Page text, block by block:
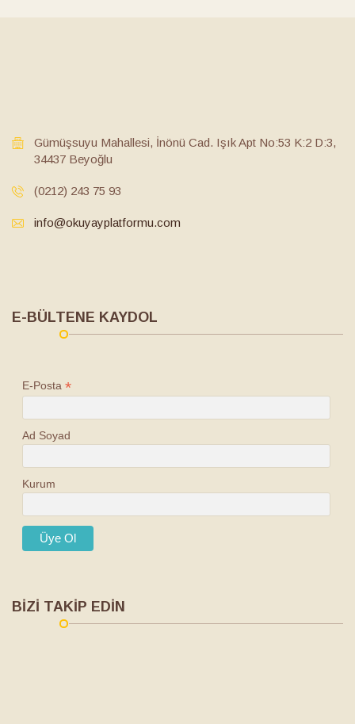
Gümüşsuyu Mahallesi, İnönü Cad. Işık Apt No:53 K:2 D:3,
34437 Beyoğlu
(0212) 243 75 93
info@okuyayplatformu.com
E-BÜLTENE KAYDOL
E-Posta *
Ad Soyad
Kurum
BİZİ TAKİP EDİN